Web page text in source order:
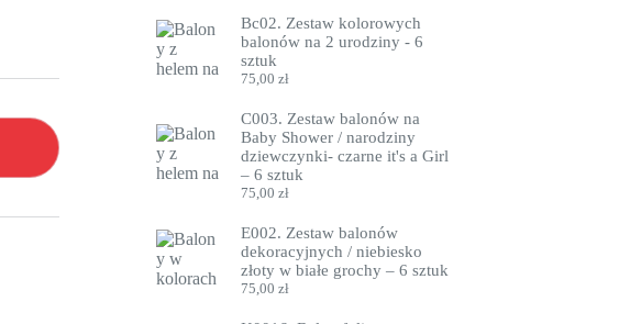
wynosiła:
12,00 zł.
wynosi:
9,99 zł.
Bc02. Zestaw kolorowych
balonów na 2 urodziny - 6
sztuk
75,00zł
C003. Zestaw balonów na
Baby Shower / narodziny
dziewczynki- czarne it's a Girl
– 6 sztuk
75,00zł
E002. Zestaw balonów
dekoracyjnych / niebiesko
złoty w białe grochy – 6 sztuk
75,00zł